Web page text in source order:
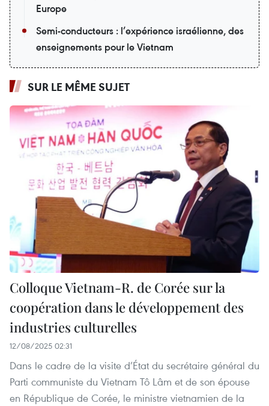
Europe
Semi-conducteurs : l’expérience israélienne, des
enseignements pour le Vietnam
SUR LE MÊME SUJET
Colloque Vietnam-R. de Corée sur la
coopération dans le développement des
industries culturelles
12/08/2025 02:31
Dans le cadre de la visite d’État du secrétaire général du
Parti communiste du Vietnam Tô Lâm et de son épouse
en République de Corée, le ministre vietnamien de la